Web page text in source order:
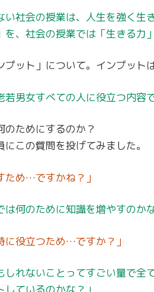
社会の授業は、人生を強く生
、社会の授業では「生きる力
ット」について。インプット
男女すべての人に役立つ内容で
のためにするのか？
この質問を投げてみました。
ため…ですかね？」
何のために知識を増やすのか
に役立つため…ですか？」
しれないことってすごい量で全